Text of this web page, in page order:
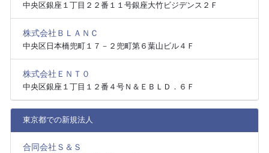
中央区銀座１丁目２２番１１号銀座大竹ビジデンス２Ｆ
株式会社ＢＬＡＮＣ
中央区日本橋兜町１７－２兜町第６葉山ビル４Ｆ
株式会社ＥＮＴ０
中央区銀座１丁目１２番４号Ｎ＆ＥＢＬＤ．６Ｆ
東京都での新規法人
合同会社Ｓ＆Ｓ